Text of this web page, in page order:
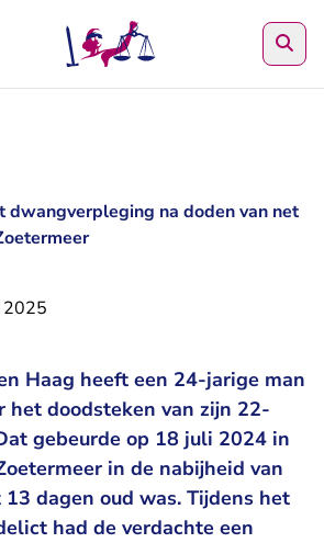
dwangverpleging na doden van net
Haag heeft een 24-jarige man
het doodsteken van zijn 22-
gebeurde op 18 juli 2024 in
in de nabijheid van
dagen oud was. Tijdens het
had de verdachte een